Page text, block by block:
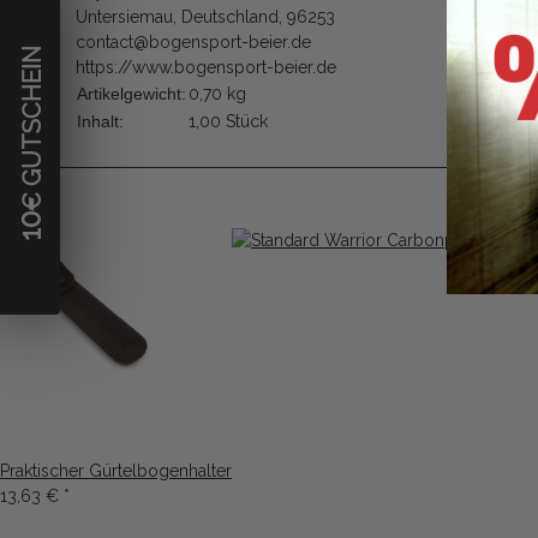
Untersiemau, Deutschland, 96253
contact@bogensport-beier.de
https://www.bogensport-beier.de
Artikelgewicht: 0,70 kg
Inhalt:
1,00 Stück
Praktischer Gürtelbogenhalter
13,63 € *
10
€ GUTSCHEIN